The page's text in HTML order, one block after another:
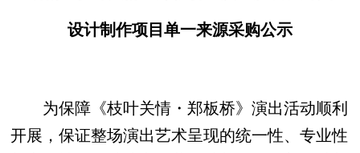
设计制作项目单一来源采购公示
为保障《枝叶关情・郑板桥》演出活动顺利
开展，保证整场演出艺术呈现的统一性、专业性